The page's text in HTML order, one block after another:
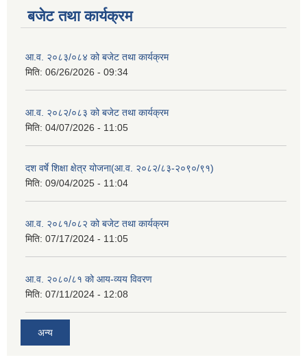
बजेट तथा कार्यक्रम
आ.व. २०८३/०८४ को बजेट तथा कार्यक्रम
मिति: 06/26/2026 - 09:34
आ.व. २०८२/०८३ को बजेट तथा कार्यक्रम
मिति: 04/07/2026 - 11:05
दश वर्षे शिक्षा क्षेत्र योजना(आ.व. २०८२/८३-२०९०/९१)
मिति: 09/04/2025 - 11:04
आ.व. २०८१/०८२ को बजेट तथा कार्यक्रम
मिति: 07/17/2024 - 11:05
आ.व. २०८०/८१ को आय-व्यय विवरण
मिति: 07/11/2024 - 12:08
अन्य